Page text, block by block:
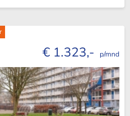
€ 1.323,- p/mnd